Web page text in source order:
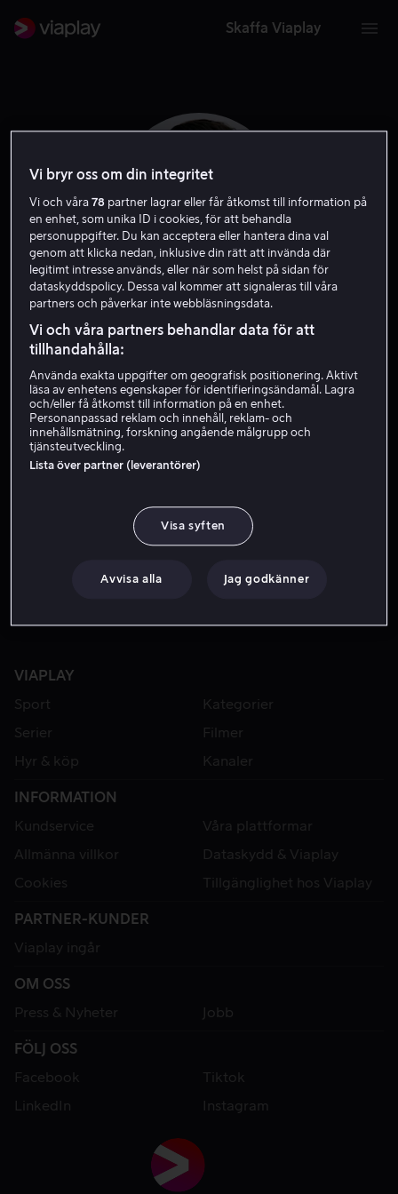
Skaffa Viaplay
Jake Stormoen
VIAPLAY
Sport
Kategorier
Serier
Filmer
Hyr & köp
Kanaler
INFORMATION
Kundservice
Våra plattformar
Allmänna villkor
Dataskydd & Viaplay
Cookies
Tillgänglighet hos Viaplay
PARTNER-KUNDER
Viaplay ingår
OM OSS
Press & Nyheter
Jobb
FÖLJ OSS
Facebook
Tiktok
LinkedIn
Instagram
Vi bryr oss om din integritet
Vi och våra78 partner lagrar eller får åtkomst till information på
en enhet, som unika ID i cookies, för att behandla
personuppgifter. Du kan acceptera eller hantera dina val
genom att klicka nedan, inklusive din rätt att invända där
legitimt intresse används, eller när som helst på sidan för
dataskyddspolicy. Dessa val kommer att signaleras till våra
partners och påverkar inte webbläsningsdata.
Vi och våra partners behandlar data för att
tillhandahålla:
Använda exakta uppgifter om geografisk positionering. Aktivt
läsa av enhetens egenskaper för identifieringsändamål. Lagra
och/eller få åtkomst till information på en enhet.
Personanpassad reklam och innehåll, reklam- och
innehållsmätning, forskning angående målgrupp och
tjänsteutveckling.
Lista över partner (leverantörer)
Visa syften
Avvisa alla Jag godkänner